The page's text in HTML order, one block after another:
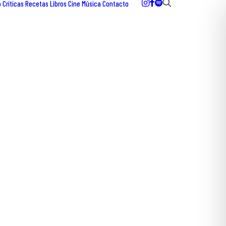
Críticas Recetas Libros CineMúsicaContacto